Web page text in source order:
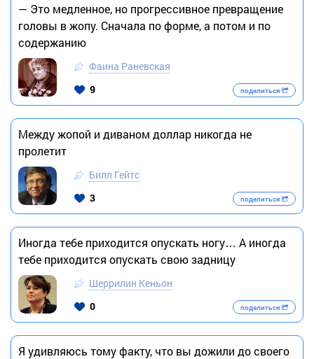
— Это медленное, но прогрессивное превращение
головы в жопу. Сначала по форме, а потом и по
содержанию
Фаина Раневская
9
поделиться
Между жопой и диваном доллар никогда не
пролетит
Билл Гейтс
3
поделиться
Иногда тебе приходится опускать ногу… А иногда
тебе приходится опускать свою задницу
Шеррилин Кеньон
0
поделиться
Я удивляюсь тому факту, что вы дожили до своего